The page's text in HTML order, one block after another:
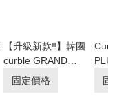
【升級新款‼️】韓國
curble GRAND
PLUS 升級護脊坐墊
固定價格
1+1
固